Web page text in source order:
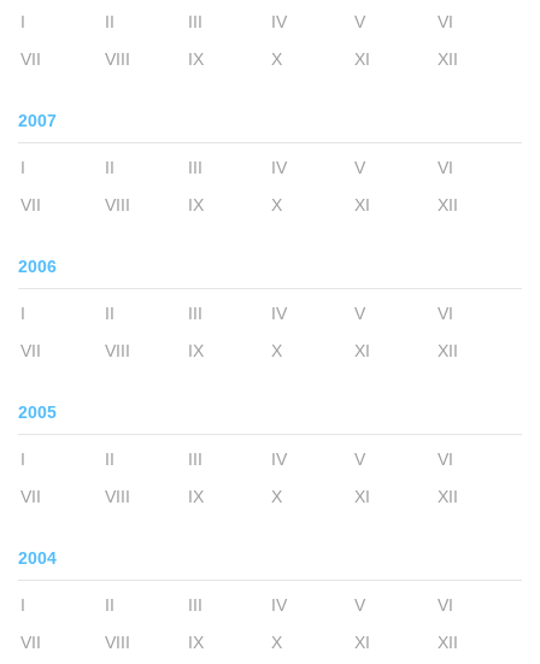
I II III IV V
VI
VII
VIII IX X XI XII
2007
I II III IV V
VI
VII
VIII IX X XI XII
2006
I II III IV V
VI
VII
VIII IX X XI XII
2005
I II III IV V
VI
VII
VIII IX X XI XII
2004
I II III IV V
VI
VII
VIII IX X XI XII